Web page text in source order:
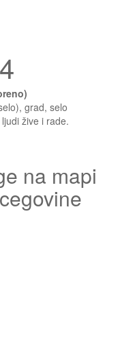
grad, selo
žive i rade.
na mapi